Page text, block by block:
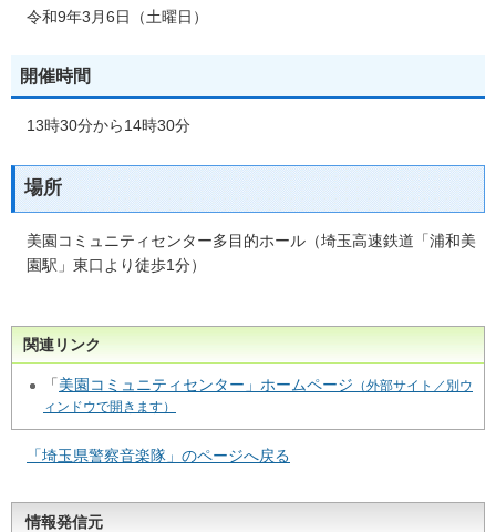
令和9年3月6日（土曜日）
開催時間
13時30分から14時30分
場所
美園コミュニティセンター多目的ホール（埼玉高速鉄道「浦和美
園駅」東口より徒歩1分）
関連リンク
「美園コミュニティセンター」ホームページ （外部サイト／別ウ
ィンドウで開きます）
「埼玉県警察音楽隊」のページへ戻る
情報発信元